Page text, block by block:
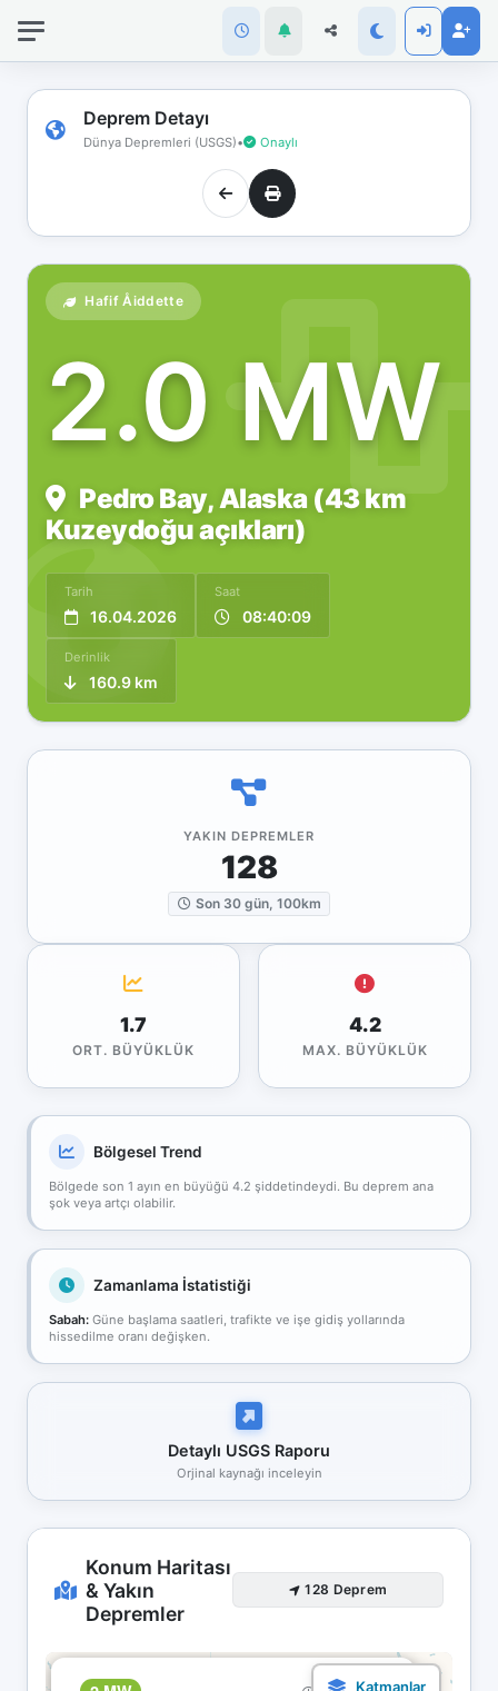
Deprem Detayı
Dünya Depremleri (USGS)• Onaylı
Hafif Åiddette
2.0 MW
Pedro Bay, Alaska (43 km
Kuzeydoğu açıkları)
Tarih
16.04.2026
Saat
08:40:09
Derinlik
160.9 km
YAKIN DEPREMLER
128
Son 30 gün, 100km
1.7
ORT. BÜYÜKLÜK
4.2
MAX. BÜYÜKLÜK
Bölgesel Trend
Bölgede son 1 ayın en büyüğü 4.2 şiddetindeydi. Bu deprem ana
şok veya artçı olabilir.
Zamanlama İstatistiği
Sabah: Güne başlama saatleri, trafikte ve işe gidiş yollarında
hissedilme oranı değişken.
Detaylı USGS Raporu
Orjinal kaynağı inceleyin
Konum Haritası
& Yakın
Depremler
128 Deprem
×
bağlantınız
koptu!
Çevrimdışı
moddasınız.